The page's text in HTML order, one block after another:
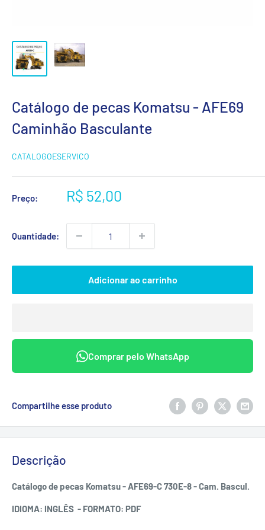
Catálogo de pecas Komatsu - AFE69
Caminhão Basculante
CATALOGOESERVICO
Preço:
Preço
R$ 52,00
Quantidade:
Adicionar ao carrinho
Comprar pelo WhatsApp
Compartilhe esse produto
Descrição
Catálogo de pecas Komatsu - AFE69-C 730E-8 - Cam. Bascul.
IDIOMA: INGLÊS - FORMATO: PDF